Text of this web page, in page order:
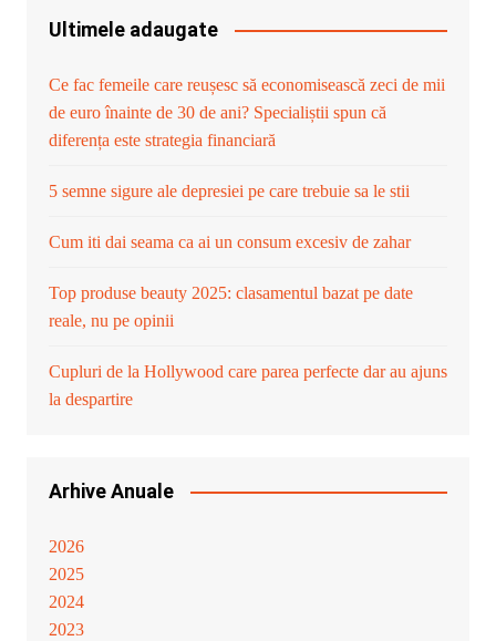
Ultimele adaugate
Ce fac femeile care reușesc să economisească zeci de mii
de euro înainte de 30 de ani? Specialiștii spun că
diferența este strategia financiară
5 semne sigure ale depresiei pe care trebuie sa le stii
Cum iti dai seama ca ai un consum excesiv de zahar
Top produse beauty 2025: clasamentul bazat pe date
reale, nu pe opinii
Cupluri de la Hollywood care parea perfecte dar au ajuns
la despartire
Arhive Anuale
2026
2025
2024
2023